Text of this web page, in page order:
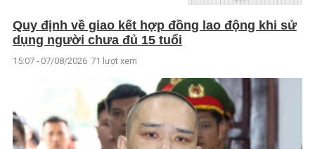
Quy định về giao kết hợp đồng lao động khi sử
dụng người chưa đủ 15 tuổi
15:07 - 07/08/2026 71 lượt xem